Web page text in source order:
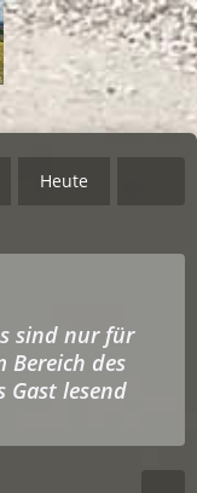
Heute
sind nur für
des
Gast lesend